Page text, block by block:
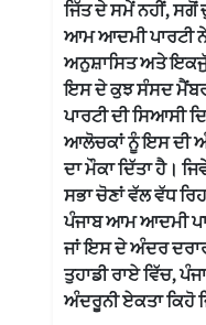
ਜਿੱਤ ਦੇ ਸਮੇਂ ਨਹੀਂ,
ਆਮ ਆਦਮੀ ਪਾਰਟੀ
ਅਨੁਸ਼ਾਸਿਤ ਅਤੇ
ਇਸ ਦੇ ਕੁਝ ਸੰਸਦ
ਪਾਰਟੀ ਦੀ ਸਿਆਸੀ
ਆਲੋਚਕਾਂ ਨੂੰ ਇਸ ਦੀ
ਦਾ ਮੌਕਾ ਦਿੱਤਾ ਹੈ।
ਸਭਾ ਚੋਣਾਂ ਵੱਲ ਵੱਧ
ਪੰਜਾਬ ਆਮ ਆਦਮੀ
ਜਾਂ ਇਸ ਦੇ ਅੰਦਰ
ਤੁਹਾਡੀ ਰਾਏ ਵਿੱਚ,
ਅੰਦਰੂਨੀ ਏਕਤਾ ਕਿਹੋ